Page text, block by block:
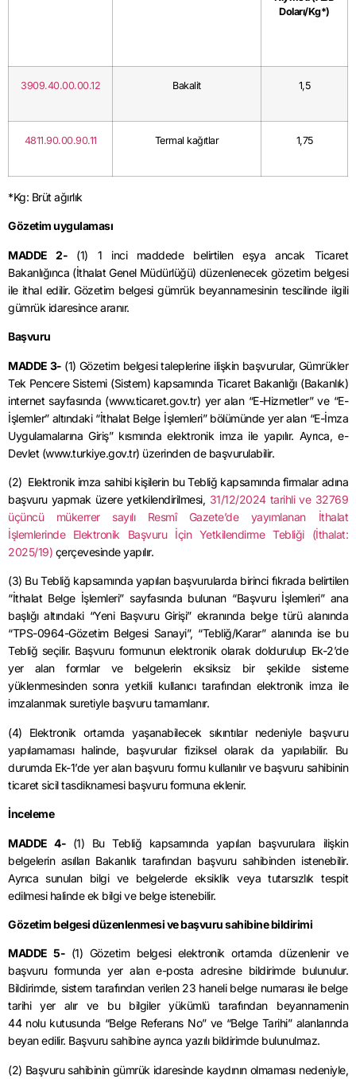
Doları/Kg*)
3909.40.00.00.12 Bakalit 1,5
4811.90.00.90.11 Termal kağıtlar 1,75
*Kg: Brüt ağırlık
Gözetim uygulaması
MADDE 2- (1) 1 inci maddede belirtilen eşya ancak Ticaret
Bakanlığınca (İthalat Genel Müdürlüğü) düzenlenecek gözetim belgesi
ile ithal edilir. Gözetim belgesi gümrük beyannamesinin tescilinde ilgili
gümrük idaresince aranır.
Başvuru
MADDE 3- (1) Gözetim belgesi taleplerine ilişkin başvurular, Gümrükler
Tek Pencere Sistemi (Sistem) kapsamında Ticaret Bakanlığı (Bakanlık)
internet sayfasında (www.ticaret.gov.tr) yer alan “E-Hizmetler” ve “E-
İşlemler” altındaki “İthalat Belge İşlemleri” bölümünde yer alan “E-İmza
Uygulamalarına Giriş” kısmında elektronik imza ile yapılır. Ayrıca, e-
Devlet (www.turkiye.gov.tr) üzerinden de başvurulabilir.
(2) Elektronik imza sahibi kişilerin bu Tebliğ kapsamında firmalar adına
başvuru yapmak üzere yetkilendirilmesi, 31/12/2024 tarihli ve 32769
üçüncü mükerrer sayılı Resmî Gazete’de yayımlanan İthalat
İşlemlerinde Elektronik Başvuru İçin Yetkilendirme Tebliği (İthalat:
2025/19) çerçevesinde yapılır.
(3) Bu Tebliğ kapsamında yapılan başvurularda birinci fıkrada belirtilen
“İthalat Belge İşlemleri” sayfasında bulunan “Başvuru İşlemleri” ana
başlığı altındaki “Yeni Başvuru Girişi” ekranında belge türü alanında
“TPS-0964-Gözetim Belgesi Sanayi”, “Tebliğ/Karar” alanında ise bu
Tebliğ seçilir. Başvuru formunun elektronik olarak doldurulup Ek-2’de
yer alan formlar ve belgelerin eksiksiz bir şekilde sisteme
yüklenmesinden sonra yetkili kullanıcı tarafından elektronik imza ile
imzalanmak suretiyle başvuru tamamlanır.
(4) Elektronik ortamda yaşanabilecek sıkıntılar nedeniyle başvuru
yapılamaması halinde, başvurular fiziksel olarak da yapılabilir. Bu
durumda Ek-1’de yer alan başvuru formu kullanılır ve başvuru sahibinin
ticaret sicil tasdiknamesi başvuru formuna eklenir.
İnceleme
MADDE 4- (1) Bu Tebliğ kapsamında yapılan başvurulara ilişkin
belgelerin asılları Bakanlık tarafından başvuru sahibinden istenebilir.
Ayrıca sunulan bilgi ve belgelerde eksiklik veya tutarsızlık tespit
edilmesi halinde ek bilgi ve belge istenebilir.
Gözetim belgesi düzenlenmesi ve başvuru sahibine bildirimi
MADDE 5- (1) Gözetim belgesi elektronik ortamda düzenlenir ve
başvuru formunda yer alan e-posta adresine bildirimde bulunulur.
Bildirimde, sistem tarafından verilen 23 haneli belge numarası ile belge
tarihi yer alır ve bu bilgiler yükümlü tarafından beyannamenin
44 nolu kutusunda “Belge Referans No” ve “Belge Tarihi” alanlarında
beyan edilir. Başvuru sahibine ayrıca yazılı bildirimde bulunulmaz.
(2) Başvuru sahibinin gümrük idaresinde kaydının olmaması nedeniyle,